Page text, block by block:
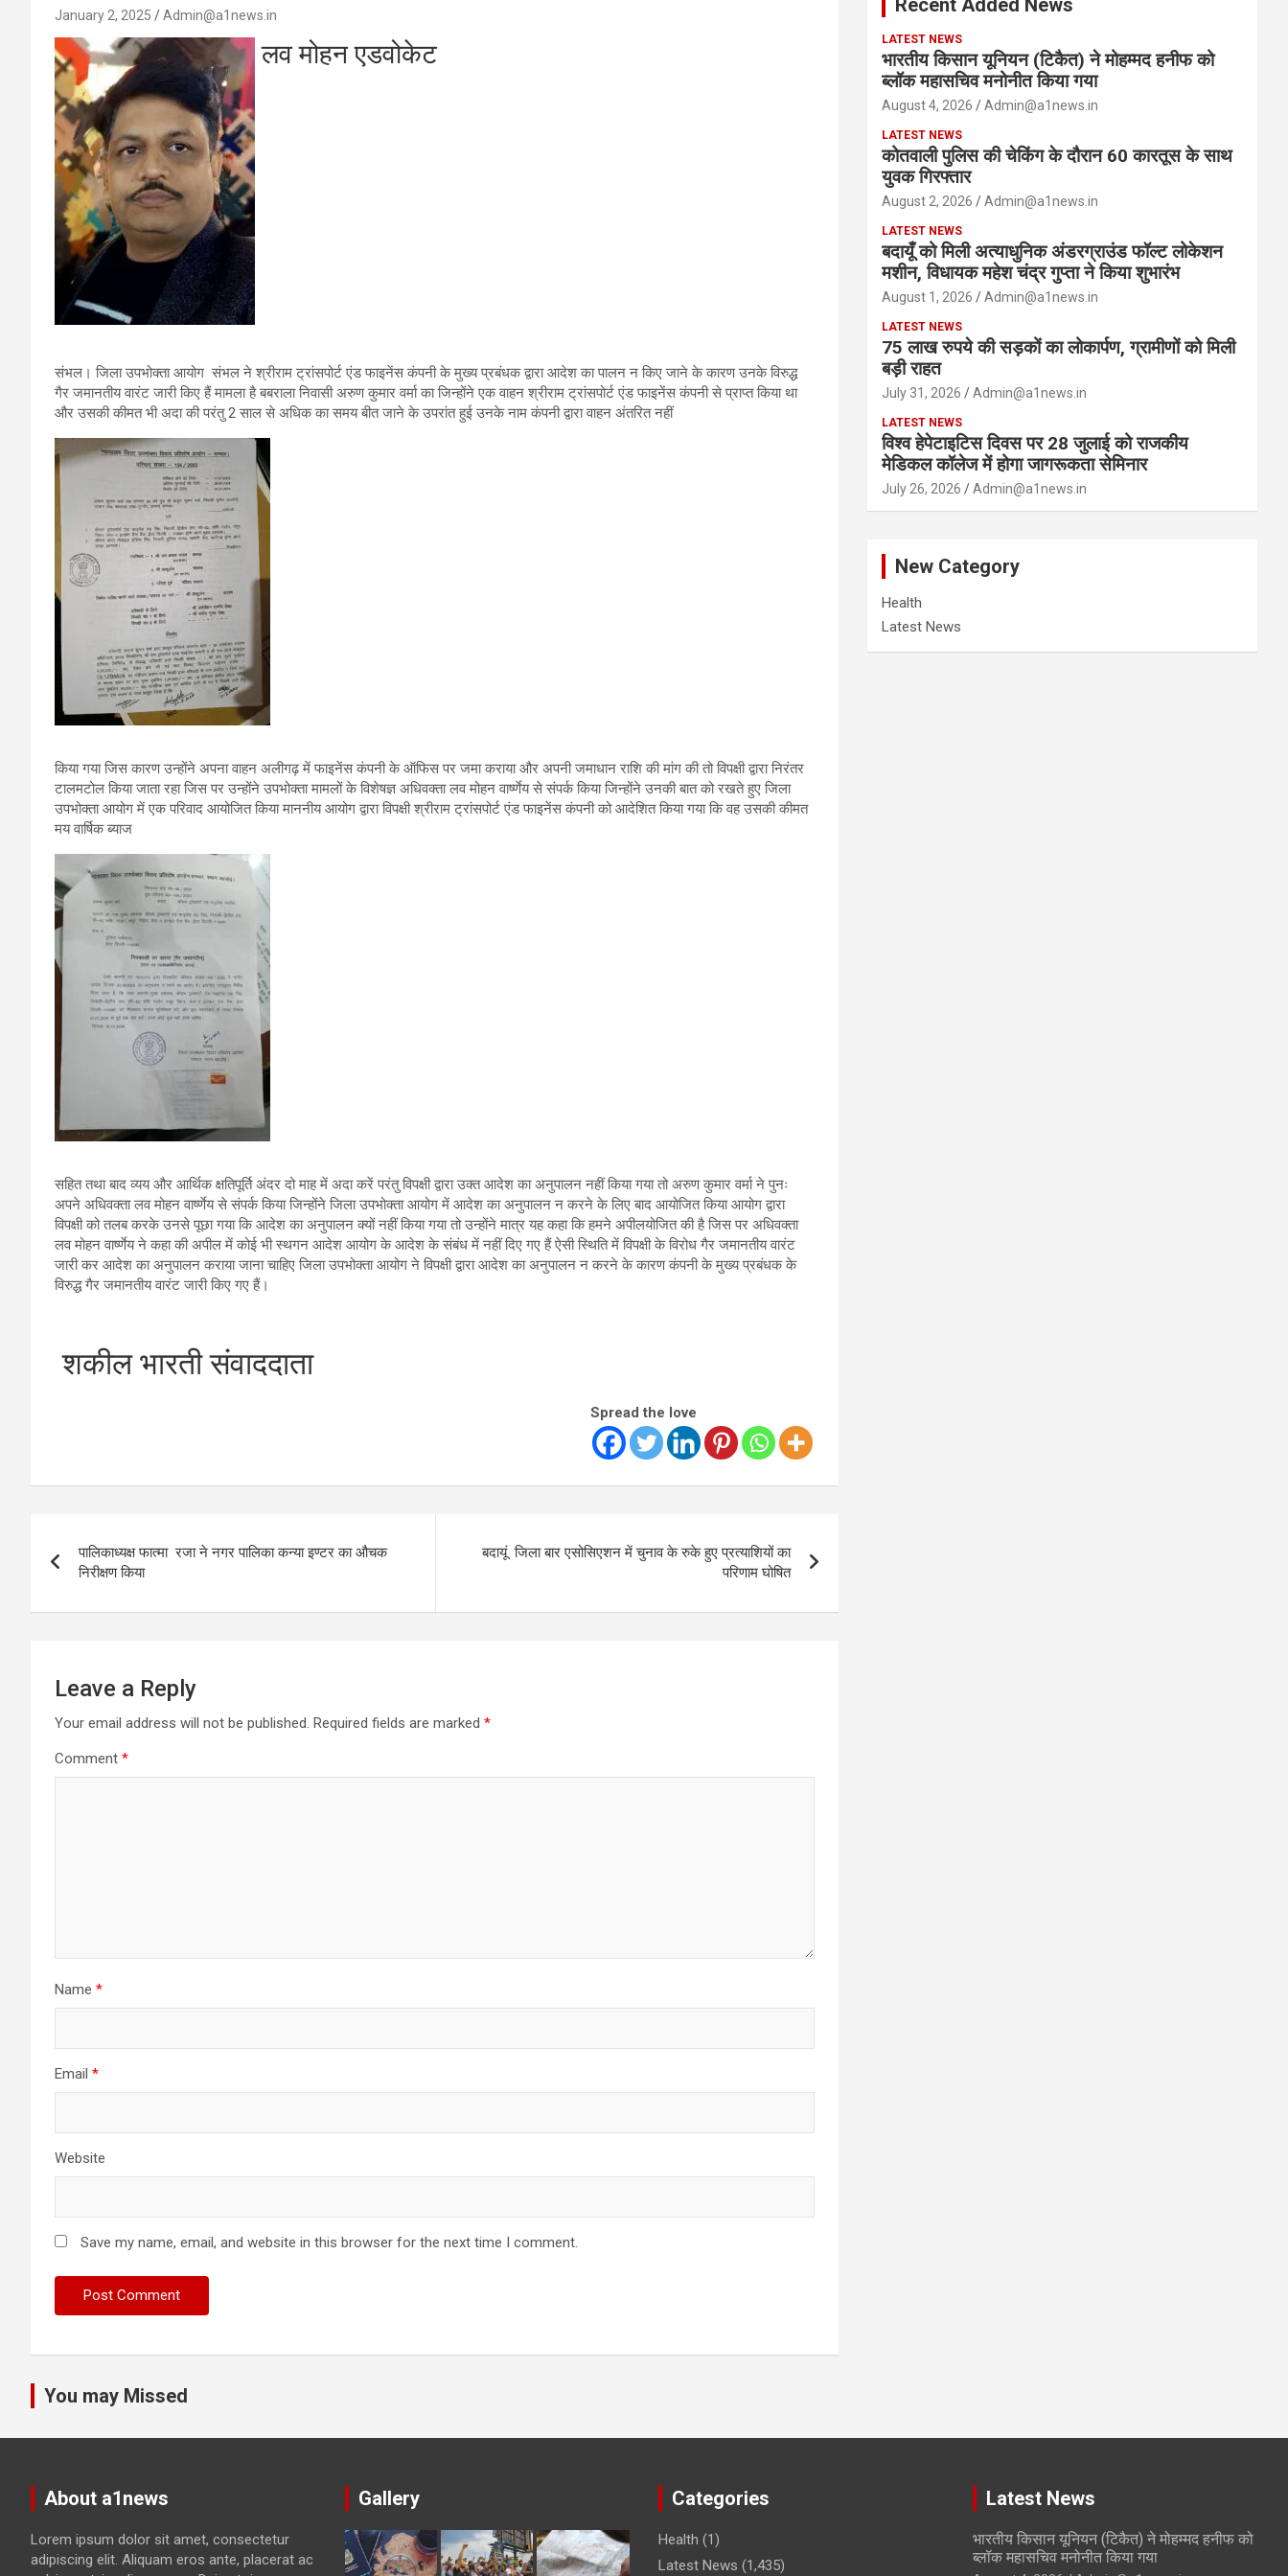
January 2, 2025 Admin@a1news.in
लव मोहन एडवोकेट
संभल। जिला उपभोक्ता आयोग संभल ने श्रीराम ट्रांसपोर्ट एंड फाइनेंस कंपनी के मुख्य प्रबंधक द्वारा आदेश का पालन न किए जाने के कारण उनके विरुद्ध
गैर जमानतीय वारंट जारी किए हैं मामला है बबराला निवासी अरुण कुमार वर्मा का जिन्होंने एक वाहन श्रीराम ट्रांसपोर्ट एंड फाइनेंस कंपनी से प्राप्त किया था
और उसकी कीमत भी अदा की परंतु 2 साल से अधिक का समय बीत जाने के उपरांत हुई उनके नाम कंपनी द्वारा वाहन अंतरित नहीं
किया गया जिस कारण उन्होंने अपना वाहन अलीगढ़ में फाइनेंस कंपनी के ऑफिस पर जमा कराया और अपनी जमाधान राशि की मांग की तो विपक्षी द्वारा निरंतर
टालमटोल किया जाता रहा जिस पर उन्होंने उपभोक्ता मामलों के विशेषज्ञ अधिवक्ता लव मोहन वार्ष्णेय से संपर्क किया जिन्होंने उनकी बात को रखते हुए जिला
उपभोक्ता आयोग में एक परिवाद आयोजित किया माननीय आयोग द्वारा विपक्षी श्रीराम ट्रांसपोर्ट एंड फाइनेंस कंपनी को आदेशित किया गया कि वह उसकी कीमत
मय वार्षिक ब्याज
सहित तथा बाद व्यय और आर्थिक क्षतिपूर्ति अंदर दो माह में अदा करें परंतु विपक्षी द्वारा उक्त आदेश का अनुपालन नहीं किया गया तो अरुण कुमार वर्मा ने पुनः
अपने अधिवक्ता लव मोहन वार्ष्णेय से संपर्क किया जिन्होंने जिला उपभोक्ता आयोग में आदेश का अनुपालन न करने के लिए बाद आयोजित किया आयोग द्वारा
विपक्षी को तलब करके उनसे पूछा गया कि आदेश का अनुपालन क्यों नहीं किया गया तो उन्होंने मात्र यह कहा कि हमने अपीलयोजित की है जिस पर अधिवक्ता
लव मोहन वार्ष्णेय ने कहा की अपील में कोई भी स्थगन आदेश आयोग के आदेश के संबंध में नहीं दिए गए हैं ऐसी स्थिति में विपक्षी के विरोध गैर जमानतीय वारंट
जारी कर आदेश का अनुपालन कराया जाना चाहिए जिला उपभोक्ता आयोग ने विपक्षी द्वारा आदेश का अनुपालन न करने के कारण कंपनी के मुख्य प्रबंधक के
विरुद्ध गैर जमानतीय वारंट जारी किए गए हैं।
शकील भारती संवाददाता
Spread the love
navigation
पालिकाध्यक्ष फात्मा रजा ने नगर पालिका कन्या इण्टर का औचक
निरीक्षण किया
बदायूं जिला बार एसोसिएशन में चुनाव के रुके हुए प्रत्याशियों का
परिणाम घोषित
Leave a Reply
Your email address will not be published. Required fields are marked *
Comment *
Name *
Email *
Website
Save my name, email, and website in this browser for the next time I comment.
Recent Added News
LATEST NEWS
भारतीय किसान यूनियन (टिकैत) ने मोहम्मद हनीफ को
ब्लॉक महासचिव मनोनीत किया गया
August 4, 2026 Admin@a1news.in
LATEST NEWS
कोतवाली पुलिस की चेकिंग के दौरान 60 कारतूस के साथ
युवक गिरफ्तार
August 2, 2026 Admin@a1news.in
LATEST NEWS
बदायूँ को मिली अत्याधुनिक अंडरग्राउंड फॉल्ट लोकेशन
मशीन, विधायक महेश चंद्र गुप्ता ने किया शुभारंभ
August 1, 2026 Admin@a1news.in
LATEST NEWS
75 लाख रुपये की सड़कों का लोकार्पण, ग्रामीणों को मिली
बड़ी राहत
July 31, 2026 Admin@a1news.in
LATEST NEWS
विश्व हेपेटाइटिस दिवस पर 28 जुलाई को राजकीय
मेडिकल कॉलेज में होगा जागरूकता सेमिनार
July 26, 2026 Admin@a1news.in
New Category
Health
Latest News
You may Missed
About a1news
Lorem ipsum dolor sit amet, consectetur
adipiscing elit. Aliquam eros ante, placerat ac
Gallery Categories
Health (1)
Latest News (1,435)
Latest News
भारतीय किसान यूनियन (टिकैत) ने मोहम्मद हनीफ को
ब्लॉक महासचिव मनोनीत किया गया